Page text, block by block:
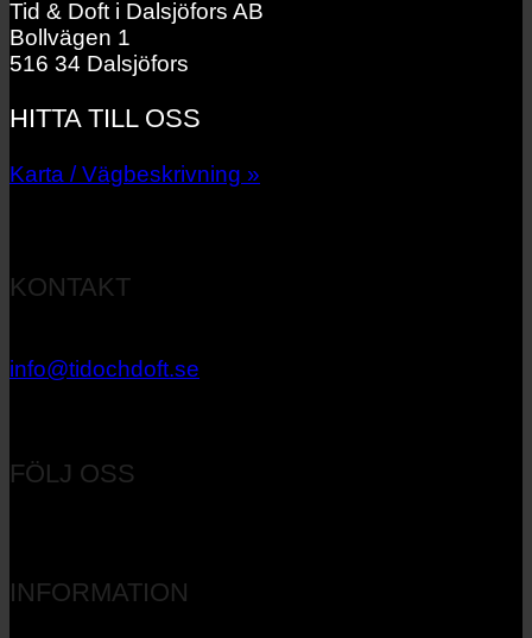
Tid & Doft i Dalsjöfors AB
Bollvägen 1
516 34 Dalsjöfors
HITTA TILL OSS
Karta / Vägbeskrivning »
KONTAKT
info@tidochdoft.se
FÖLJ OSS
INFORMATION